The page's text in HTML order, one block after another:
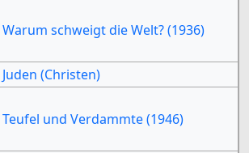
Warum schweigt die Welt? (1936)
Juden (Christen)
Teufel und Verdammte (1946)